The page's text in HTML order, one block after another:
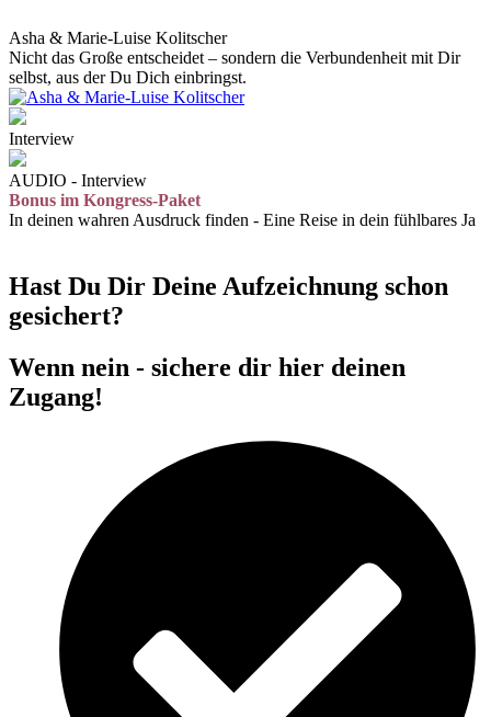
Asha & Marie-Luise Kolitscher
Nicht das Große entscheidet – sondern die Verbundenheit mit Dir
selbst, aus der Du Dich einbringst.
Interview
AUDIO - Interview
Bonus im Kongress-Paket
In deinen wahren Ausdruck finden - Eine Reise in dein fühlbares Ja
Hast Du Dir Deine Aufzeichnung schon
gesichert?
Wenn nein - sichere dir hier deinen
Zugang!